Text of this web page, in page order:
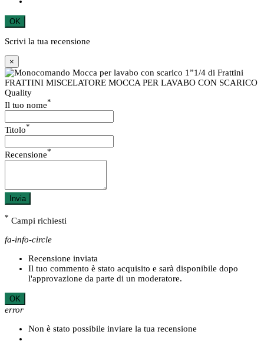
OK
Scrivi la tua recensione
×
FRATTINI MISCELATORE MOCCA PER LAVABO CON SCARICO
Quality
Il tuo nome*
Titolo*
Recensione*
Invia
* Campi richiesti
fa-info-circle
Recensione inviata
Il tuo commento è stato acquisito e sarà disponibile dopo
l'approvazione da parte di un moderatore.
OK
error
Non è stato possibile inviare la tua recensione